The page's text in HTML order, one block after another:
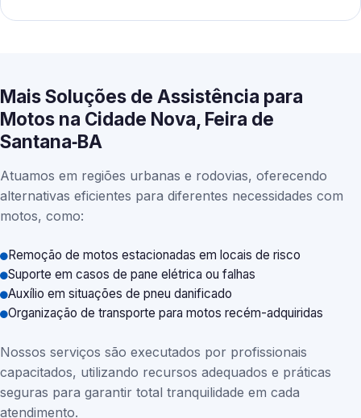
Mais Soluções de Assistência para
Motos na Cidade Nova, Feira de
Santana‑BA
Atuamos em regiões urbanas e rodovias, oferecendo
alternativas eficientes para diferentes necessidades com
motos, como:
Remoção de motos estacionadas em locais de risco
Suporte em casos de pane elétrica ou falhas
Auxílio em situações de pneu danificado
Organização de transporte para motos recém-adquiridas
Nossos serviços são executados por profissionais
capacitados, utilizando recursos adequados e práticas
seguras para garantir total tranquilidade em cada
atendimento.